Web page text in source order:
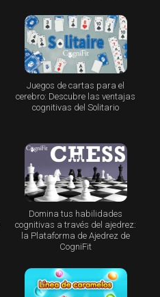
Juegos de cartas para el
cerebro: Descubre las ventajas
cognitivas del Solitario
Domina tus habilidades
cognitivas a través del ajedrez:
la Plataforma de Ajedrez de
CogniFit